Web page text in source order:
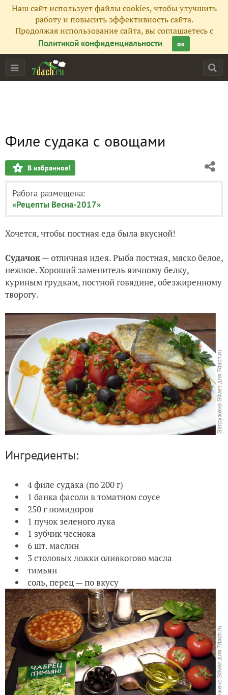
Наш сайт использует файлы cookies, чтобы улучшить
работу и повысить эффективность сайта.
Продолжая использование сайта, вы соглашаетесь с
Политикой конфиденциальности
ок
Филе судака с овощами
В избранное!
Работа размещена:
«Рецепты Весна-2017»
Хочется, чтобы постная еда была вкусной!
Судачок— отличная идея. Рыба постная, мяско белое,
нежное. Хороший заменитель яичному белку,
куриным грудкам, постной говядине, обезжиренному
творогу.
Ингредиенты:
4 филе судака (по 200 г)
1 банка фасоли в томатном соусе
250 г помидоров
1 пучок зеленого лука
1 зубчик чеснока
6 шт. маслин
3 столовых ложки оливкогово масла
тимьян
соль, перец — по вкусу